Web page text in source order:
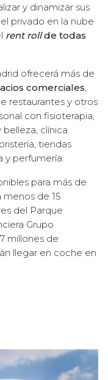
y dinamizar sus
privado en la nube
rent rollde todas
ofrecerá más de
comerciales,
restaurantes y otros
con fisioterapia,
clínica
tiendas
y perfumería.
para más de
de 15
del Parque
Grupo
millones de
llegar en coche en